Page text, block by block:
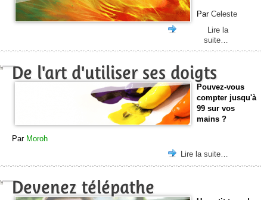
Par Celeste
Lire la
suite…
De l'art d'utiliser ses doigts
Pouvez-vous
compter jusqu'à
99 sur vos
mains ?
Par Moroh
Lire la suite…
Devenez télépathe